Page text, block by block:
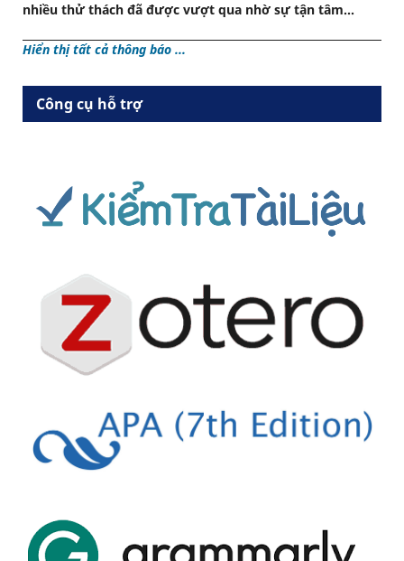
nhiều thử thách đã được vượt qua nhờ sự tận tâm...
Hiển thị tất cả thông báo ...
Công cụ hỗ trợ